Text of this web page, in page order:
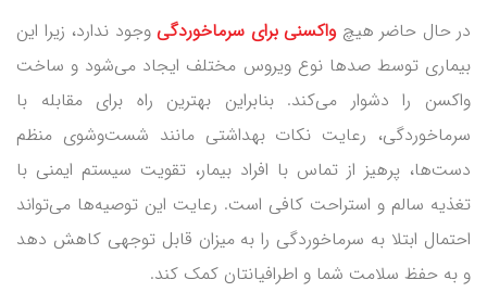
در حال حاضر هیچواکسنی برای سرماخوردگی وجود ندارد، زیرا این
بیماری توسط صدها نوع ویروس مختلف ایجاد می‌شود و ساخت
واکسن را دشوار می‌کند. بنابراین بهترین راه برای مقابله با
سرماخوردگی، رعایت نکات بهداشتی مانند شست‌وشوی منظم
دست‌ها، پرهیز از تماس با افراد بیمار، تقویت سیستم ایمنی با
تغذیه سالم و استراحت کافی است. رعایت این توصیه‌ها می‌تواند
احتمال ابتلا به سرماخوردگی را به میزان قابل توجهی کاهش دهد
و به حفظ سلامت شما و اطرافیانتان کمک کند.